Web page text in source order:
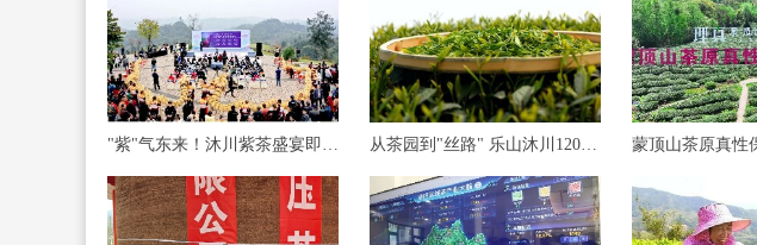
从茶园到"丝路" 乐山沐川120万斤春茶这样